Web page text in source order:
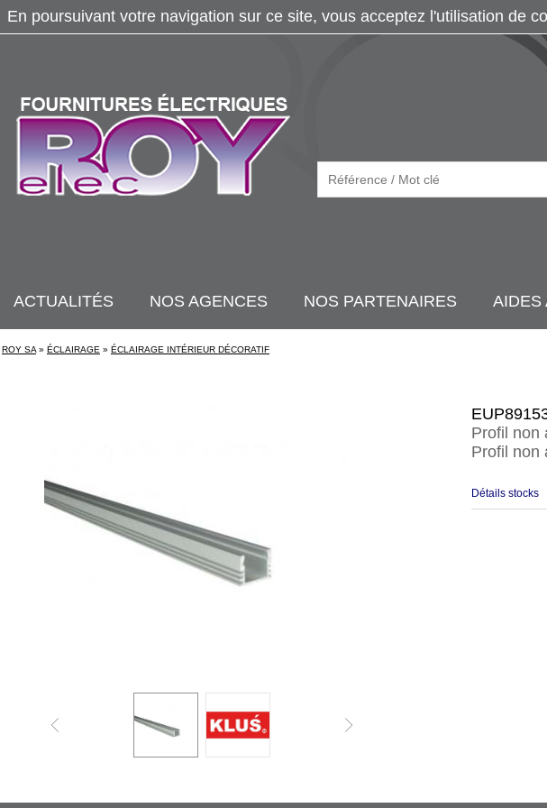
ACTUALITÉS NOS AGENCES NOS PARTENAIRES AIDES
ROY SA » ÉCLAIRAGE » ÉCLAIRAGE INTÉRIEUR DÉCORATIF
Profil non
Profil non
Détails stocks
En poursuivant votre navigation sur ce site, vous acceptez l'utilisation